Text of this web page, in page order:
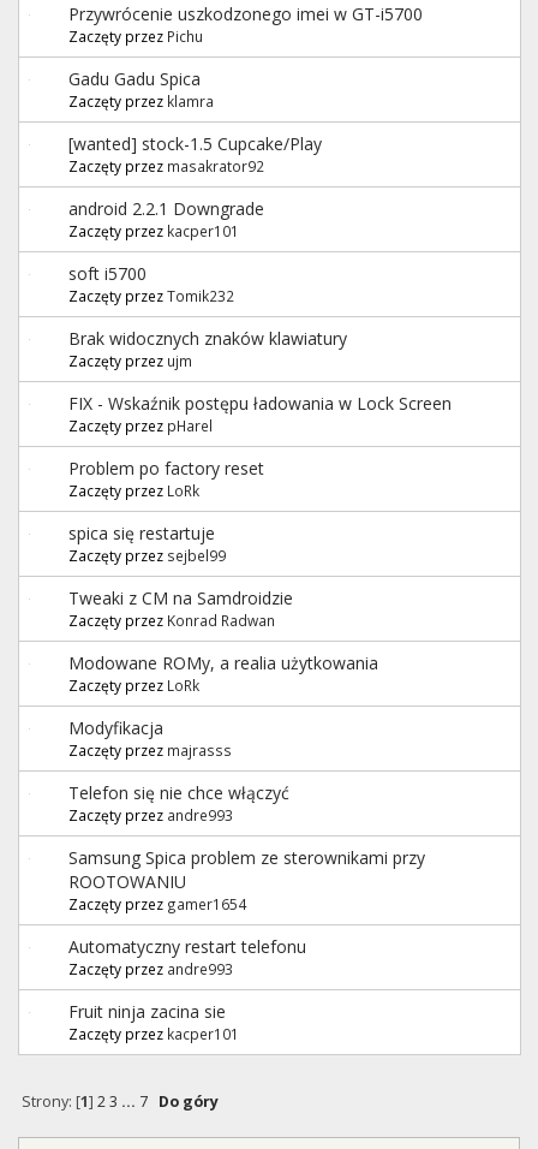
Przywrócenie uszkodzonego imei w GT-i5700
Zaczęty przez Pichu
Gadu Gadu Spica
Zaczęty przez klamra
[wanted] stock-1.5 Cupcake/Play
Zaczęty przez masakrator92
android 2.2.1 Downgrade
Zaczęty przez kacper101
soft i5700
Zaczęty przezTomik232
Brak widocznych znaków klawiatury
Zaczęty przez ujm
FIX - Wskaźnik postępu ładowania w Lock Screen
Zaczęty przez pHarel
Problem po factory reset
Zaczęty przez LoRk
spica się restartuje
Zaczęty przez sejbel99
Tweaki z CM na Samdroidzie
Zaczęty przez Konrad Radwan
Modowane ROMy, a realia użytkowania
Zaczęty przez LoRk
Modyfikacja
Zaczęty przez majrasss
Telefon się nie chce włączyć
Zaczęty przez andre993
Samsung Spica problem ze sterownikami przy
ROOTOWANIU
Zaczęty przez gamer1654
Automatyczny restart telefonu
Zaczęty przez andre993
Fruit ninja zacina sie
Zaczęty przez kacper101
Strony: [1] 2 3 ... 7 Do góry